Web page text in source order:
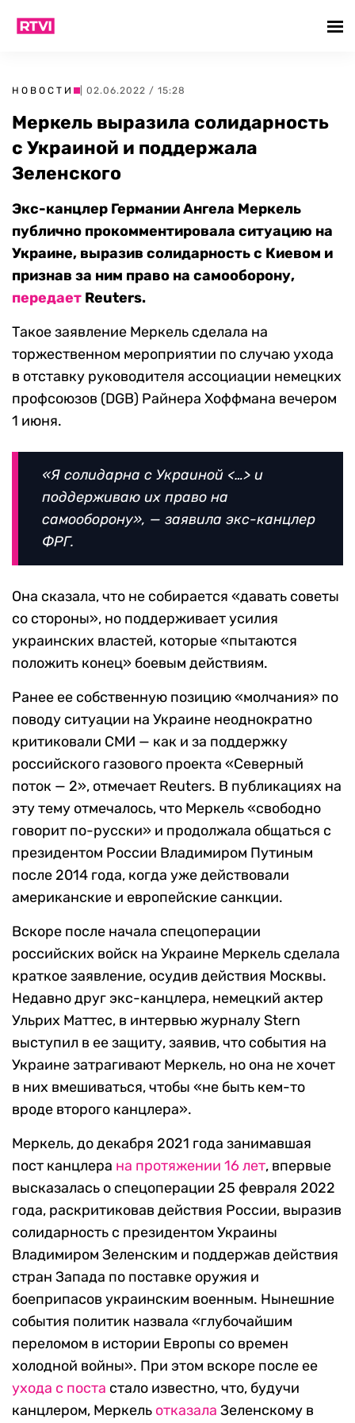
НОВОСТИ | 02.06.2022 / 15:28
Меркель выразила солидарность
с Украиной и поддержала
Зеленского
Экс-канцлер Германии Ангела Меркель
публично прокомментировала ситуацию на
Украине, выразив солидарность с Киевом и
признав за ним право на самооборону,
передает Reuters.
Такое заявление Меркель сделала на
торжественном мероприятии по случаю ухода
в отставку руководителя ассоциации немецких
профсоюзов (DGB) Райнера Хоффмана вечером
1 июня.
«Я солидарна с Украиной <…> и
поддерживаю их право на
самооборону», — заявила экс-канцлер
ФРГ.
Она сказала, что не собирается «давать советы
со стороны», но поддерживает усилия
украинских властей, которые «пытаются
положить конец» боевым действиям.
Ранее ее собственную позицию «молчания» по
поводу ситуации на Украине неоднократно
критиковали СМИ — как и за поддержку
российского газового проекта «Северный
поток — 2», отмечает Reuters. В публикациях на
эту тему отмечалось, что Меркель «свободно
говорит по-русски» и продолжала общаться с
президентом России Владимиром Путиным
после 2014 года, когда уже действовали
американские и европейские санкции.
Вскоре после начала спецоперации
российских войск на Украине Меркель сделала
краткое заявление, осудив действия Москвы.
Недавно друг экс-канцлера, немецкий актер
Ульрих Маттес, в интервью журналу Stern
выступил в ее защиту, заявив, что события на
Украине затрагивают Меркель, но она не хочет
в них вмешиваться, чтобы «не быть кем-то
вроде второго канцлера».
Меркель, до декабря 2021 года занимавшая
пост канцлера на протяжении 16 лет, впервые
высказалась о спецоперации 25 февраля 2022
года, раскритиковав действия России, выразив
солидарность с президентом Украины
Владимиром Зеленским и поддержав действия
стран Запада по поставке оружия и
боеприпасов украинским военным. Нынешние
события политик назвала «глубочайшим
переломом в истории Европы со времен
холодной войны». При этом вскоре после ее
ухода с поста стало известно, что, будучи
канцлером, Меркель отказала Зеленскому в